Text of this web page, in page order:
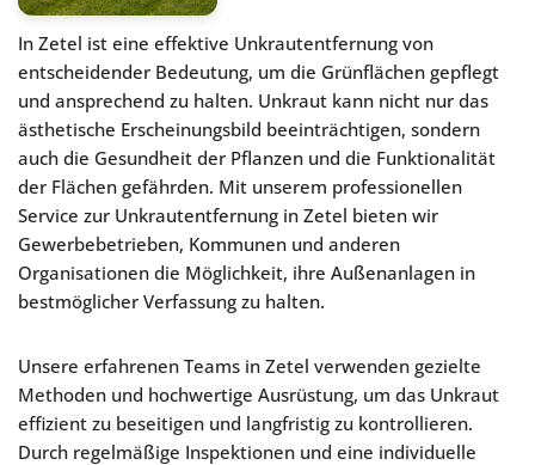
In Zetel ist eine effektive Unkrautentfernung von
entscheidender Bedeutung, um die Grünflächen gepflegt
und ansprechend zu halten. Unkraut kann nicht nur das
ästhetische Erscheinungsbild beeinträchtigen, sondern
auch die Gesundheit der Pflanzen und die Funktionalität
der Flächen gefährden. Mit unserem professionellen
Service zur Unkrautentfernung in Zetel bieten wir
Gewerbebetrieben, Kommunen und anderen
Organisationen die Möglichkeit, ihre Außenanlagen in
bestmöglicher Verfassung zu halten.
Unsere erfahrenen Teams in Zetel verwenden gezielte
Methoden und hochwertige Ausrüstung, um das Unkraut
effizient zu beseitigen und langfristig zu kontrollieren.
Durch regelmäßige Inspektionen und eine individuelle